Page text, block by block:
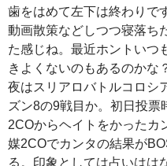
歯をはめて左下は終わりで
動画散策などしつつ寝落ち
た感じね。最近ホントいつ
きよくないのもあるのかな
夜はスリアロバトルコロシ
ズン8の9戦目か。初日投票
2COからヘイトをかったカ
媒2COでカンタの結果が
る。印象としては占いはは